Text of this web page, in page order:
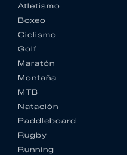
Atletismo
Boxeo
Ciclismo
Golf
Maratón
Montaña
MTB
Natación
Paddleboard
Rugby
Running